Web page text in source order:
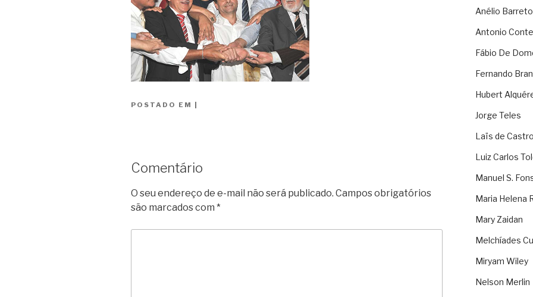
POSTADO EM |
Comentário
O seu endereço de e-mail não será publicado. Campos obrigatórios
são marcados com *
Anélio Barreto
Antonio
Fábio De
Fernando
Hubert
Jorge Teles
Laïs de Castro
Luiz Carlos
Manuel S.
Maria Helena
Mary Zaidan
Melchíades
Miryam Wiley
Nelson Merlin